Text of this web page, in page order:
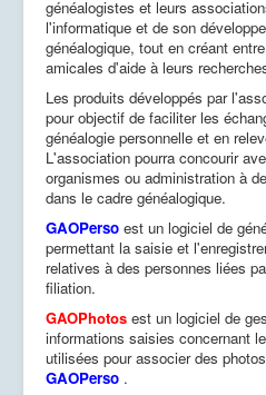
généalogistes et leurs
l'informatique et de son
généalogique, tout en créant
amicales d'aide à leurs
Les produits développés par
pour objectif de faciliter les
généalogie personnelle et en
L'association pourra concourir
organismes ou administration à
dans le cadre généalogique.
GAOPerso est un logiciel de
permettant la saisie et
relatives à des personnes liées
filiation.
GAOPhotos est un logiciel de
informations saisies concernant
utilisées pour associer des
GAOPerso .